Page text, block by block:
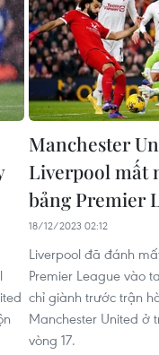
Manchester
Liverpool mất
bảng Premier
18/12/2023 02:12
Liverpool đã đánh
Premier League vào
chỉ giành trước trận
Manchester United ở
vòng 17.